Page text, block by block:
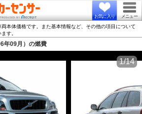
お気に入り メニュー
本体価格です。また基本情報など、その他の項目について
す。
年09月）の燃費
1/14